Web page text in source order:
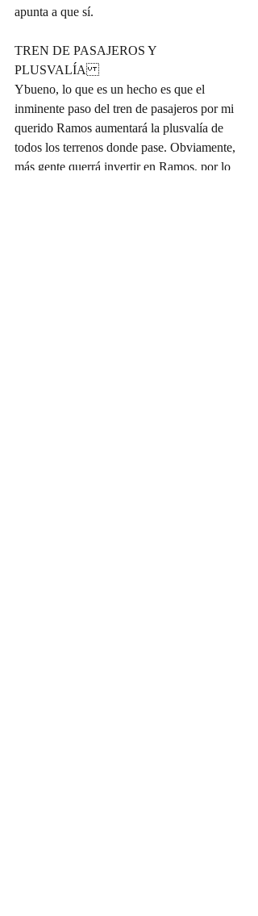
apunta a que sí.
TREN DE PASAJEROS Y
PLUSVALÍA
Ybueno, lo que es un hecho es que el
inminente paso del tren de pasajeros por mi
querido Ramos aumentará la plusvalía de
todos los terrenos donde pase. Obviamente,
más gente querrá invertir en Ramos, por lo